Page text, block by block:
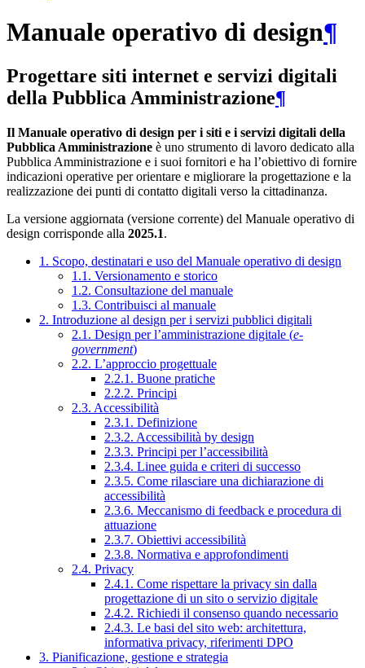
Manuale operativo di design¶
Progettare siti internet e servizi digitali
della Pubblica Amministrazione¶
Il Manuale operativo di design per i siti e i servizi digitali della
Pubblica Amministrazione è uno strumento di lavoro dedicato alla
Pubblica Amministrazione e i suoi fornitori e ha l’obiettivo di fornire
indicazioni operative per orientare e migliorare la progettazione e la
realizzazione dei punti di contatto digitali verso la cittadinanza.
La versione aggiornata (versione corrente) del Manuale operativo di
design corrisponde alla 2025.1.
1. Scopo, destinatari e uso del Manuale operativo di design
1.1. Versionamento e storico
1.2. Consultazione del manuale
1.3. Contribuisci al manuale
2. Introduzione al design per i servizi pubblici digitali
2.1. Design per l’amministrazione digitale (e-
government)
2.2. L’approccio progettuale
2.2.1. Buone pratiche
2.2.2. Principi
2.3. Accessibilità
2.3.1. Definizione
2.3.2. Accessibilità by design
2.3.3. Principi per l’accessibilità
2.3.4. Linee guida e criteri di successo
2.3.5. Come rilasciare una dichiarazione di
accessibilità
2.3.6. Meccanismo di feedback e procedura di
attuazione
2.3.7. Obiettivi accessibilità
2.3.8. Normativa e approfondimenti
2.4. Privacy
2.4.1. Come rispettare la privacy sin dalla
progettazione di un sito o servizio digitale
2.4.2. Richiedi il consenso quando necessario
2.4.3. Le basi del sito web: architettura,
informativa privacy, riferimenti DPO
3. Pianificazione, gestione e strategia